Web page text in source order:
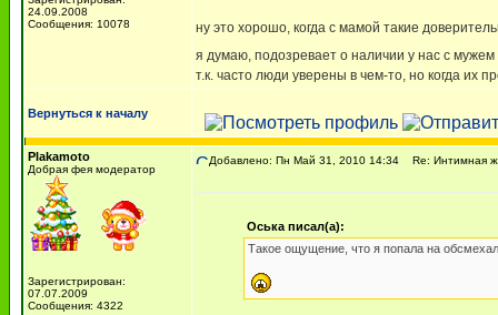
24.09.2008
Сообщения: 10078
ну это хорошо, когда с мамой такие
я думаю, подозревает о наличии у нас с
т.к. часто люди уверены в чем-то, но когда их
Вернуться к началу
Plakamoto
Добрая фея модератор
Зарегистрирован:
07.07.2009
Сообщения: 4322
Добавлено: Пн Май 31, 2010 14:34 Re: Интимная
Оська писал(а):
Такое ощущение, что я попала на